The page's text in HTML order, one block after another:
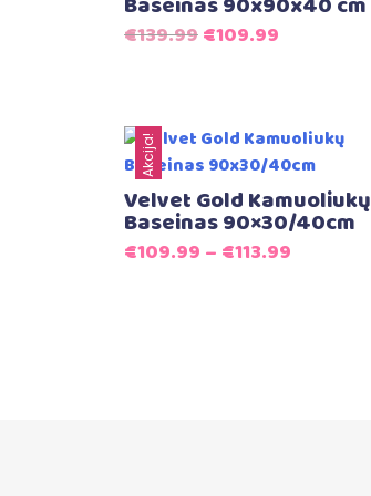
€139.99Original
€139.99.
€109.99
€109.99.
Akcija!
Velvet Gold Kamuoliukų
Baseinas 90×30/40cm
€109.99 – €113.99